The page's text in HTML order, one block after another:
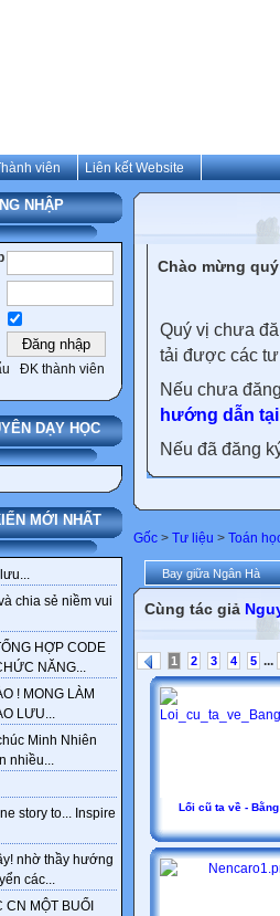
viên Liên kết Website
NHẬP
ĐK thành viên
DẠY HỌC
MỚI NHẤT
chia sẻ niềm vui
HỢP CODE
NĂNG...
! MONG LÀM
LƯU...
Minh Nhiên
nhiều...
story to... Inspire
nhờ thầy hướng
các...
MỘT BUỔI
Chào mừng
Quý vị chưa
tải được các
Nếu chưa
hướng dẫn
Nếu đã đăng
Gốc > Tư liệu > Toán
Bay giữa Ngân Hà
Cùng tác giả
1 2 3 4 5 ...
Lối cũ ta về -